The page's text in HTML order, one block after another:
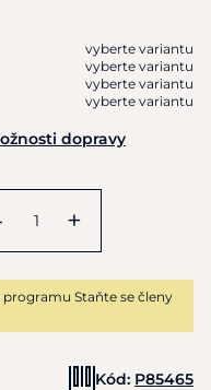
vyberte variantu
vyberte variantu
vyberte variantu
vyberte variantu
dopravy
+
Staňte se členy
Kód: P85465